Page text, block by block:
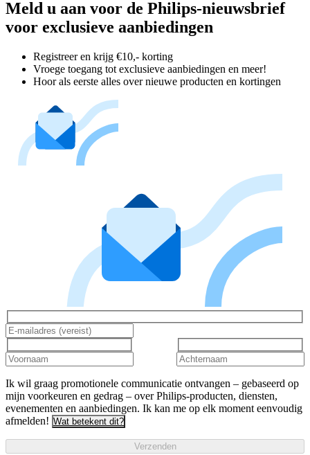
Meld u aan voor de Philips-nieuwsbrief
voor exclusieve aanbiedingen
Registreer en krijg €10,- korting
Vroege toegang tot exclusieve aanbiedingen en meer!
Hoor als eerste alles over nieuwe producten en kortingen
Ik wil graag promotionele communicatie ontvangen – gebaseerd op
mijn voorkeuren en gedrag – over Philips-producten, diensten,
evenementen en aanbiedingen. Ik kan me op elk moment eenvoudig
afmelden! Wat betekent dit?
Verzenden